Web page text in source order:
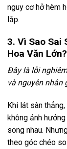
nguy cơ hở hèm
lắp.
3. Vì Sao Sai
Hoa Văn Lớn?
Đây là lỗi
và nguyên nhân
Khi lát sàn
không ảnh
song nhau.
theo góc chéo